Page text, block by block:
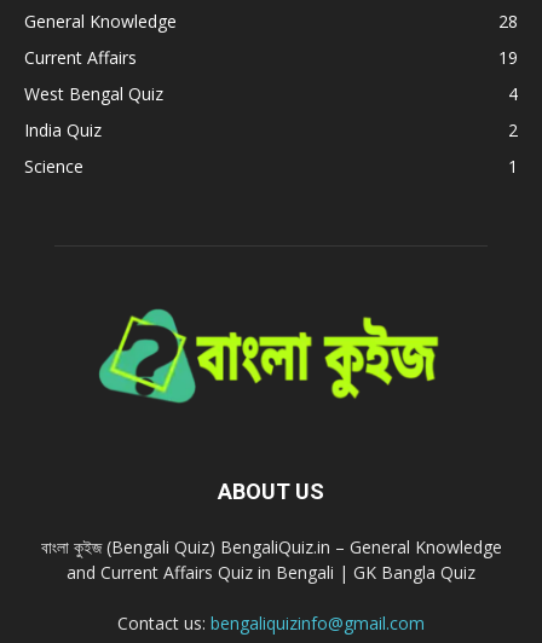
General Knowledge
28
Current Affairs
19
West Bengal Quiz
4
India Quiz
2
Science
1
ABOUT US
বাংলা কুইজ (Bengali Quiz) BengaliQuiz.in – General Knowledge
and Current Affairs Quiz in Bengali | GK Bangla Quiz
Contact us: bengaliquizinfo@gmail.com